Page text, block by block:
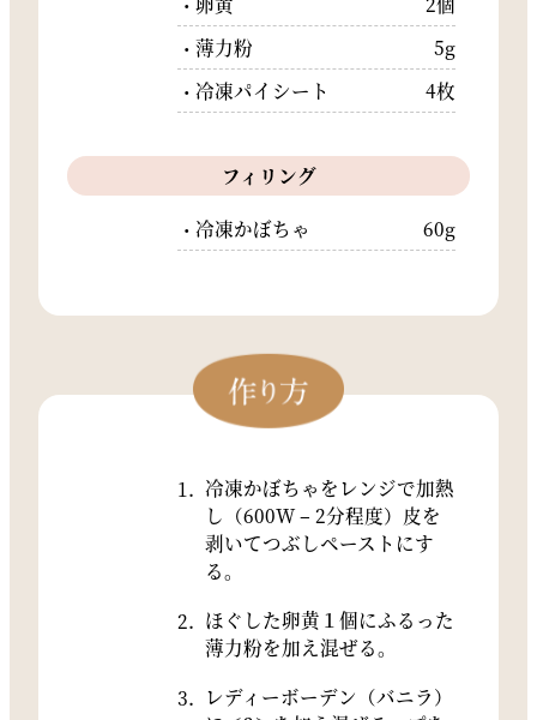
薄力粉
5g
冷凍パイシート
4枚
フィリング
冷凍かぼちゃ
60g
冷凍かぼちゃをレンジで加熱
し（600W – 2分程度）皮を
剥いてつぶしペーストにす
る。
ほぐした卵黄１個にふるった
薄力粉を加え混ぜる。
レディーボーデン（バニラ）